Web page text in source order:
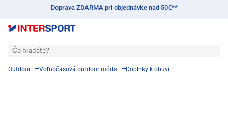
Doprava ZDARMA pri objednávke nad 50€**
Čo hľadáte?
Outdoor Voľnočasová outdoor móda Doplnky k obuvi